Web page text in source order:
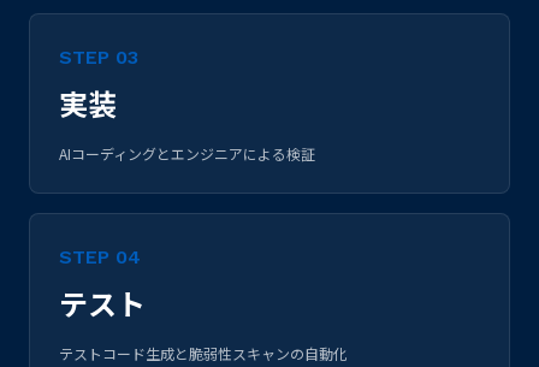
STEP 03
実装
AIコーディングとエンジニアによる検証
STEP 04
テスト
テストコード生成と脆弱性スキャンの自動化